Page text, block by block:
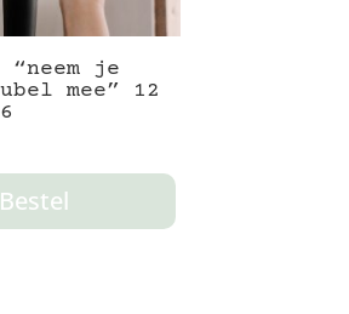
“neem je
mee” 12
Bestel